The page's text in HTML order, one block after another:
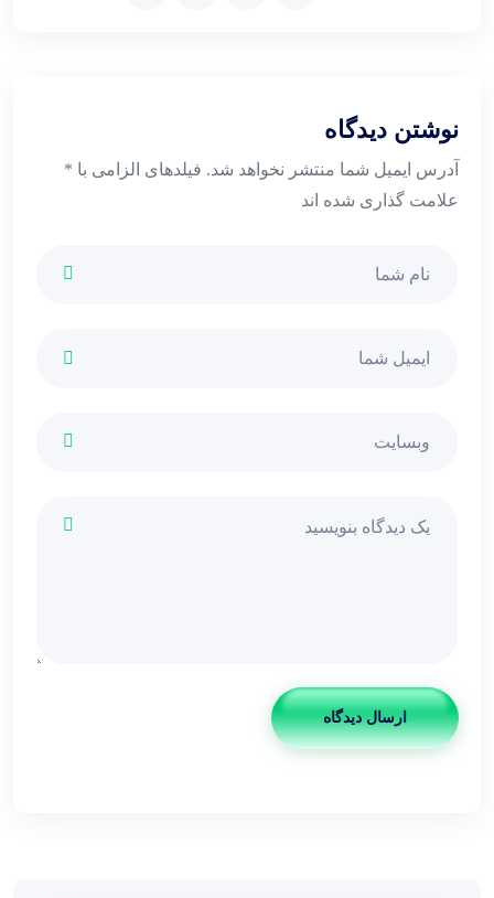
نوشتن دیدگاه
آدرس ایمیل شما منتشر نخواهد شد. فیلدهای الزامی با *
علامت گذاری شده اند
ارسال دیدگاه